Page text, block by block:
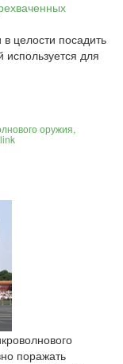
целости посадить
для
оружия,
поражать